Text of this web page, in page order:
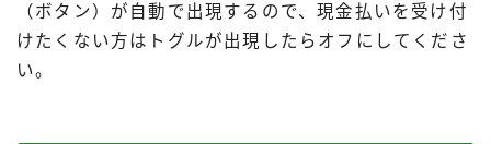
（ボタン）が自動で出現するので、現金払いを受け付
けたくない方はトグルが出現したらオフにしてくださ
い。